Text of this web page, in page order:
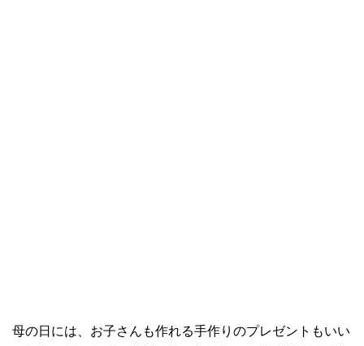
母の日には、お子さんも作れる手作りのプレゼントもいい